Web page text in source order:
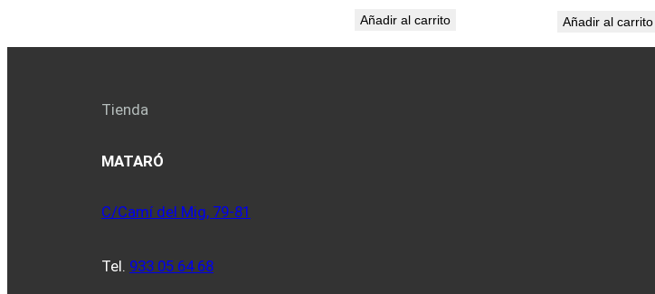
Añadir al carrito Añadir al carrito
Tienda
MATARÓ
C/Camí del Mig, 79-81
Tel. 933 05 64 68